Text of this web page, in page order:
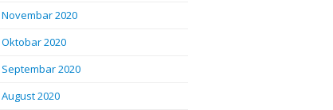
Novembar 2020
Oktobar 2020
Septembar 2020
August 2020